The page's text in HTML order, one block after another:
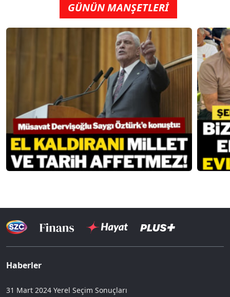
GÜNÜN MANŞETLERİ
Haberler
31 Mart 2024 Yerel Seçim Sonuçları